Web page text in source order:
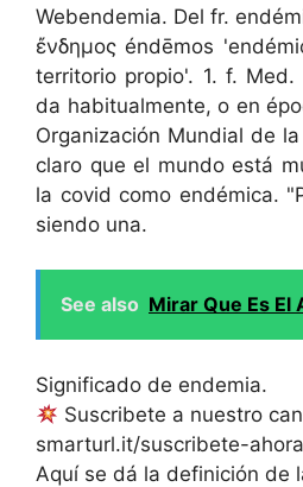
Webendemia. Del fr.
ἔνδημος éndēmos
territorio propio'. 1. f.
da habitualmente, o en
Organización Mundial de
claro que el mundo está
la covid como endémica.
siendo una.
See also Mirar Que Es El
Significado de endemia.
Suscribete a nuestro
smarturl.it/suscribete-ahora
Aquí se dá la definición de